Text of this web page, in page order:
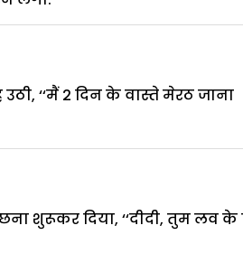
‘‘मैं 2 दिन के वास्ते मेरठ जाना
शुरूकर दिया, ‘‘दीदी, तुम लव के